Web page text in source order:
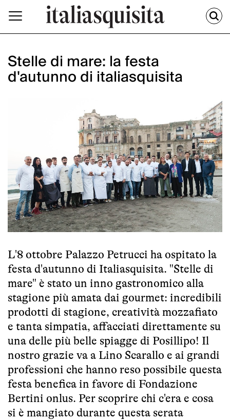
Stelle di mare: la festa
d'autunno di italiasquisita
L'8 ottobre Palazzo Petrucci ha ospitato la
festa d'autunno di Italiasquisita. "Stelle di
mare" è stato un inno gastronomico alla
stagione più amata dai gourmet: incredibili
prodotti di stagione, creatività mozzafiato
e tanta simpatia, affacciati direttamente su
una delle più belle spiagge di Posillipo! Il
nostro grazie va a Lino Scarallo e ai grandi
professioni che hanno reso possibile questa
festa benefica in favore di Fondazione
Bertini onlus. Per scoprire chi c'era e cosa
si è mangiato durante questa serata